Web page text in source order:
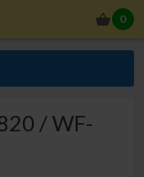
0
/ WF-